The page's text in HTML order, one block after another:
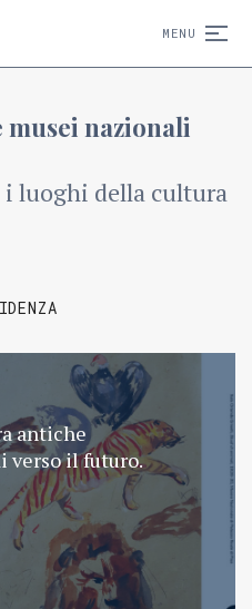
MENU
nazionali
i luoghi della cultura
antiche
verso il futuro.